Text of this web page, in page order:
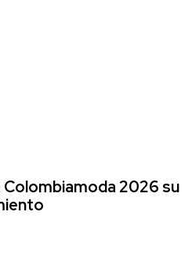
Colombiamoda 2026 su